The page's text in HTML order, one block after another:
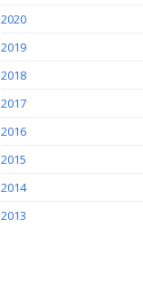
2020
2019
2018
2017
2016
2015
2014
2013